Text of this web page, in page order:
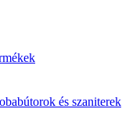
és szaniterek